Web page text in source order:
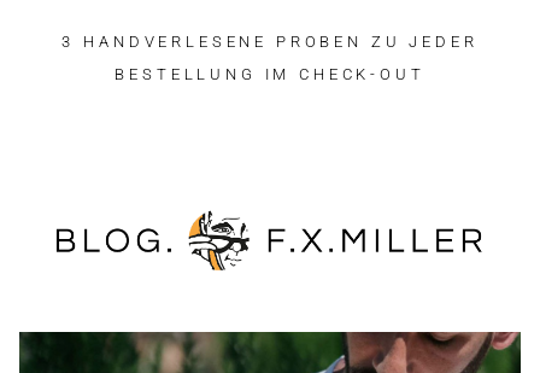
3 HANDVERLESENE PROBEN ZU JEDER
BESTELLUNG IM CHECK-OUT